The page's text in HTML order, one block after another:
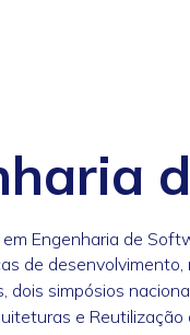
em Engenharia de
de
dois simpósios
e